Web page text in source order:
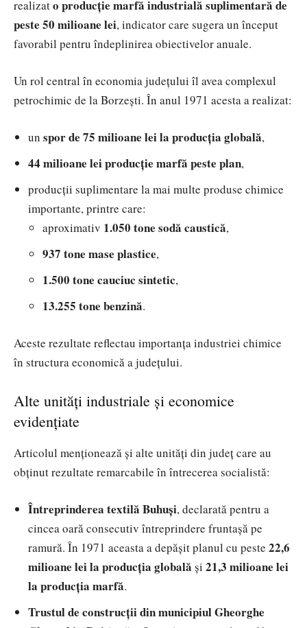
realizato producție marfă industrială suplimentară de
peste 50 milioane lei, indicator care sugera un început
favorabil pentru îndeplinirea obiectivelor anuale.
Un rol central în economia județului îl avea complexul
petrochimic de la Borzești. În anul 1971 acesta a realizat:
un spor de 75 milioane lei la producția globală,
44 milioane lei producție marfă peste plan,
producții suplimentare la mai multe produse chimice
importante, printre care:
aproximativ 1.050 tone sodă caustică,
937 tone mase plastice,
1.500 tone cauciuc sintetic,
13.255 tone benzină.
Aceste rezultate reflectau importanța industriei chimice
în structura economică a județului.
Alte unități industriale și economice
evidențiate
Articolul menționează și alte unități din județ care au
obținut rezultate remarcabile în întrecerea socialistă:
Întreprinderea textilă Buhuși, declarată pentru a
cincea oară consecutiv întreprindere fruntașă pe
ramură. În 1971 aceasta a depășit planul cu peste 22,6
milioane lei la producția globală și 21,3 milioane lei
la producția marfă.
Trustul de construcții din municipiul Gheorghe